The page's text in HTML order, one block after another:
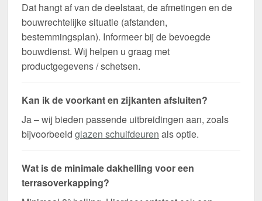
Dat hangt af van de deelstaat, de afmetingen en de
bouwrechtelijke situatie (afstanden,
bestemmingsplan). Informeer bij de bevoegde
bouwdienst. Wij helpen u graag met
productgegevens / schetsen.
Kan ik de voorkant en zijkanten afsluiten?
Ja – wij bieden passende uitbreidingen aan, zoals
bijvoorbeeld glazen schuifdeuren als optie.
Wat is de minimale dakhelling voor een
terrasoverkapping?